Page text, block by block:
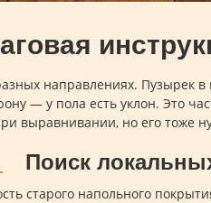
направлениях. Пузырек
— у пола есть уклон. Это
выравнивании, но его тоже
Поиск
старого напольного